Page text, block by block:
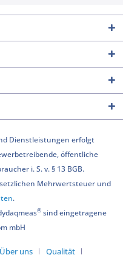
Dienstleistungen erfolgt
öffentliche
i. S. v. § 13 BGB.
Mehrwertsteuer und
.
®sind eingetragene
mbH
Über uns
Qualität